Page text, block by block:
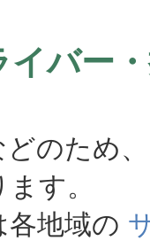
イバー
のため
す。
地域の